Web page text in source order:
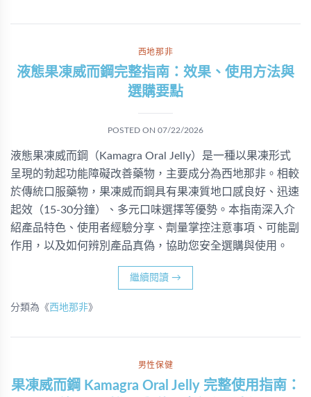
西地那非
液態果凍威而鋼完整指南：效果、使用方法與
選購要點
POSTED ON 07/22/2026
液態果凍威而鋼（Kamagra Oral Jelly）是一種以果凍形式
呈現的勃起功能障礙改善藥物，主要成分為西地那非。相較
於傳統口服藥物，果凍威而鋼具有果凍質地口感良好、迅速
起效（15-30分鐘）、多元口味選擇等優勢。本指南深入介
紹產品特色、使用者經驗分享、劑量掌控注意事項、可能副
作用，以及如何辨別產品真偽，協助您安全選購與使用。
繼續閱讀 →
分類為《西地那非》
男性保健
果凍威而鋼 Kamagra Oral Jelly 完整使用指南：